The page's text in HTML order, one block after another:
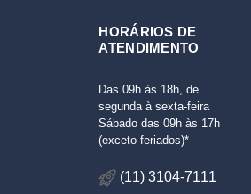
HORÁRIOS DE
ATENDIMENTO
Das 09h às 18h, de
segunda à sexta-feira
Sábado das 09h às 17h
(exceto feriados)*
(11) 3104-7111